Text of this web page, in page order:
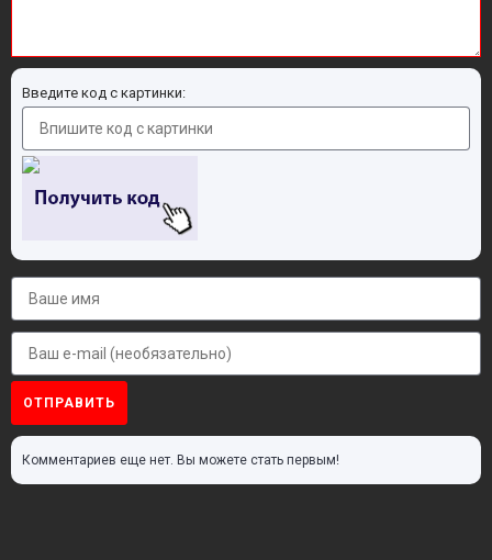
Введите код с картинки:
ОТПРАВИТЬ
Комментариев еще нет. Вы можете стать первым!